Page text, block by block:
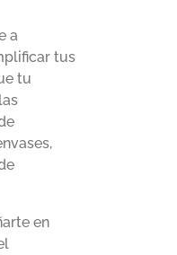
a
tus
tu
en